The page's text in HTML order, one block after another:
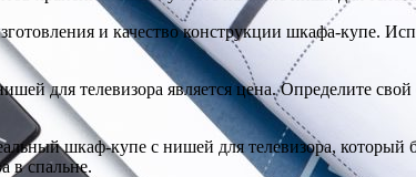
и качество конструкции шкафа-
для телевизора является цена. Определите
шкаф-купе с нишей для телевизора,
в спальне.